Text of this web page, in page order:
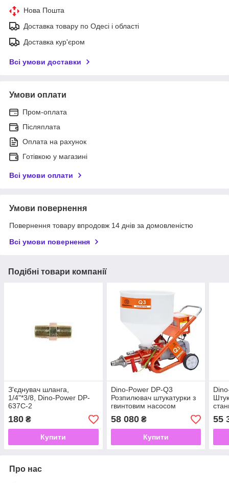
Нова Пошта
Доставка товару по Одесі і області
Доставка кур'єром
Всі умови доставки
Умови оплати
Пром-оплата
Післяплата
Оплата на рахунок
Готівкою у магазині
Всі умови оплати
Умови повернення
Повернення товару впродовж 14 днів за домовленістю
Всі умови повернення
Подібні товари компанії
З'єднувач шланга,
1/4"*3/8, Dino-Power DP-
637C-2
180 ₴
Купити
Dino-Power DP-Q3
Розпилювач штукатурки з
гвинтовим насосом
58 080₴
Купити
55
Про нас